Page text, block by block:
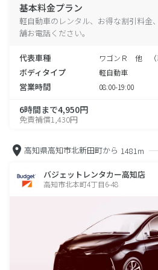
基本料金プラン
軽自動車のレンタル、お得な割引料金
舗お電話ください。
代表車種 ワゴンＲ 他 （
ボディタイプ 軽自動車
営業時間 08:00-19:00
6時間まで4,950円
免責補償1,430円
高知県高知市北新田町から 1481m
バジェットレンタカー高知店
高知市北本町4丁目6-48